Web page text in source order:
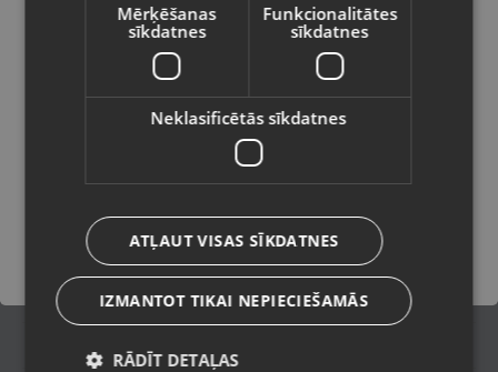
Preces informācija
Kategorija Gleznas
207194
Atrašanās vieta Rīga, Jūrmalas gatve 30
Telefona numurs: +371 22486779
Stāvoklis
Mazlietots (Garantija 12
mēneši)
Latviešu / Latvian
Saglabāt
Mērķēšanas
sīkdatnes
Funkcionalitātes
sīkdatnes
Neklasificētās sīkdatnes
ATĻAUT VISAS SĪKDATNES
IZMANTOT TIKAI NEPIECIEŠAMĀS
RĀDĪT DETAĻAS